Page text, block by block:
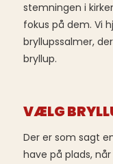
stemningen i
fokus på dem. Vi
bryllupssalmer,
bryllup.
VÆLG
Der er som sagt
have på plads,